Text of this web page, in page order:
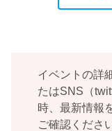
イベントの詳
たはSNS（
時、最新情報
ご確認くださ